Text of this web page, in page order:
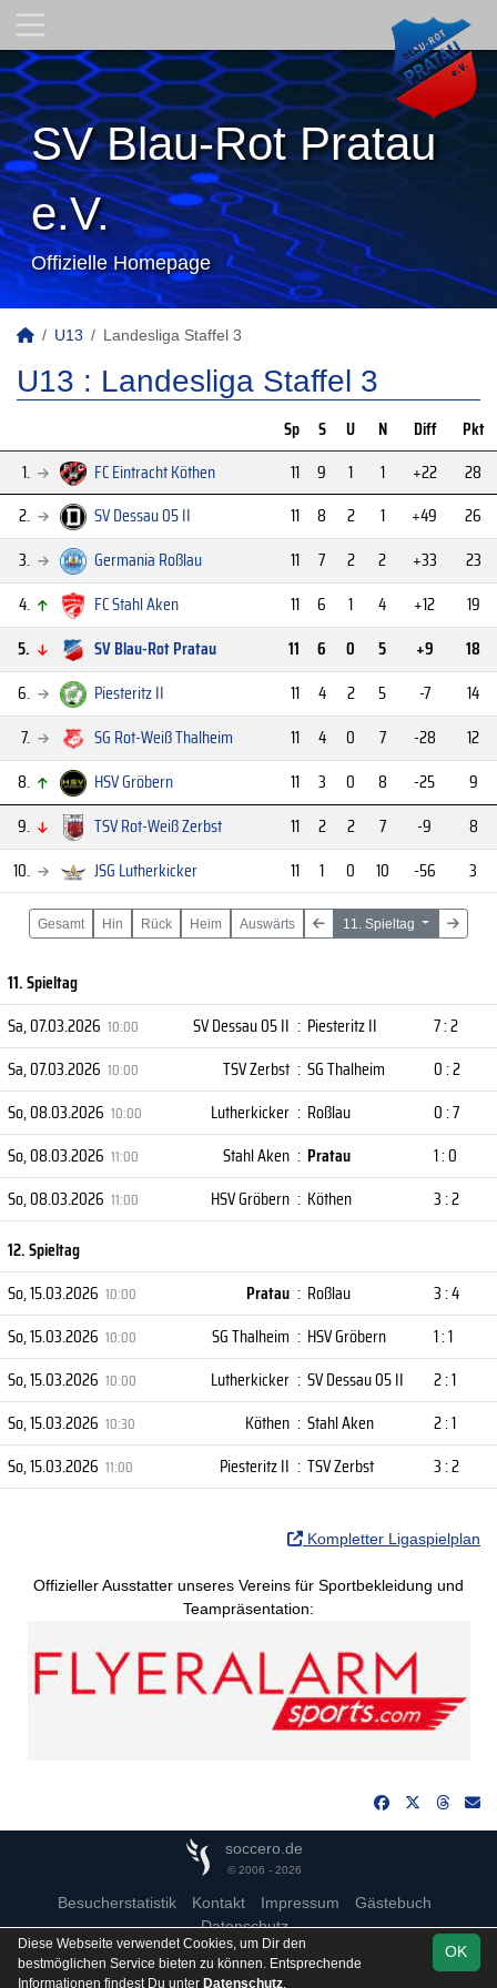
SV Blau-Rot Pratau
e.V.
Offizielle Homepage
U13 Landesliga Staffel 3
U13 : Landesliga Staffel 3
Sp S U N Diff
Pkt
1.
FC Eintracht Köthen 11 9 1 1 +22
28
2.
SV Dessau 05 II 11 8 2 1 +49
26
3.
Germania Roßlau 11 7 2 2 +33
23
4.
FC Stahl Aken 11 6 1 4 +12
19
5.
SV Blau-Rot Pratau 11 6 0 5 +9
18
6.
Piesteritz II 11 4 2 5 -7
14
7.
SG Rot-Weiß Thalheim 11 4 0 7 -28
12
8.
HSV Gröbern 11 3 0 8 -25
9
9.
TSV Rot-Weiß Zerbst 11 2 2 7 -9
8
10.
JSG Lutherkicker 11 1 0 10 -56 3
Gesamt Hin Rück Heim Auswärts 11. Spieltag
11. Spieltag
Sa, 07.03.2026 10:00 SV Dessau 05 II : Piesteritz II
7 : 2
Sa, 07.03.2026 10:00 TSV Zerbst : SG Thalheim
0 : 2
So, 08.03.2026 10:00 Lutherkicker : Roßlau
0 : 7
So, 08.03.2026 11:00 Stahl Aken : Pratau
1 : 0
So, 08.03.2026 11:00 HSV Gröbern : Köthen
3 : 2
12. Spieltag
So, 15.03.2026 10:00 Pratau : Roßlau
3 : 4
So, 15.03.2026 10:00 SG Thalheim : HSV Gröbern
1 : 1
So, 15.03.2026 10:00 Lutherkicker : SV Dessau 05 II
2 : 1
So, 15.03.2026 10:30 Köthen : Stahl Aken
2 : 1
So, 15.03.2026 11:00 Piesteritz II : TSV Zerbst 3 : 2
Kompletter Ligaspielplan
Offizieller Ausstatter unseres Vereins für Sportbekleidung und
Teampräsentation:
soccero.de
© 2006 - 2026
Besucherstatistik Kontakt Impressum
Gästebuch
Datenschutz
OK
Diese Webseite verwendet Cookies, um Dir den
bestmöglichen Service bieten zu können. Entsprechende
Informationen findest Du unter Datenschutz.